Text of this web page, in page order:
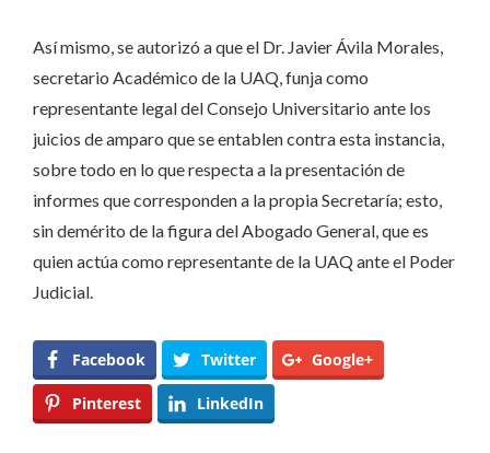
Así mismo, se autorizó a que el Dr. Javier Ávila Morales,
secretario Académico de la UAQ, funja como
representante legal del Consejo Universitario ante los
juicios de amparo que se entablen contra esta instancia,
sobre todo en lo que respecta a la presentación de
informes que corresponden a la propia Secretaría; esto,
sin demérito de la figura del Abogado General, que es
quien actúa como representante de la UAQ ante el Poder
Judicial.
Facebook Twitter Google+
Pinterest LinkedIn